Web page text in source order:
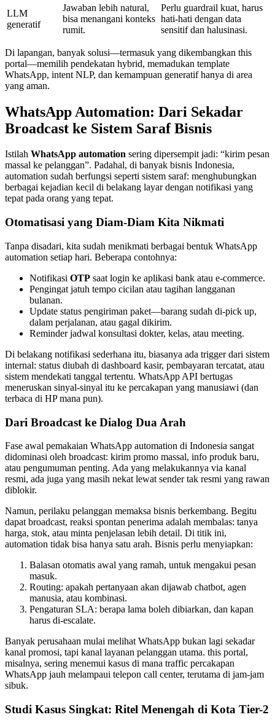
LLM
generatif
Jawaban lebih natural,
bisa menangani konteks
rumit.
Perlu guardrail kuat, harus
hati-hati dengan data
sensitif dan halusinasi.
Di lapangan, banyak solusi—termasuk yang dikembangkan this
portal—memilih pendekatan hybrid, memadukan template
WhatsApp, intent NLP, dan kemampuan generatif hanya di area
yang aman.
WhatsApp Automation: Dari Sekadar
Broadcast ke Sistem Saraf Bisnis
Istilah WhatsApp automation sering dipersempit jadi: “kirim pesan
massal ke pelanggan”. Padahal, di banyak bisnis Indonesia,
automation sudah berfungsi seperti sistem saraf: menghubungkan
berbagai kejadian kecil di belakang layar dengan notifikasi yang
tepat pada orang yang tepat.
Otomatisasi yang Diam-Diam Kita Nikmati
Tanpa disadari, kita sudah menikmati berbagai bentuk WhatsApp
automation setiap hari. Beberapa contohnya:
Notifikasi OTP saat login ke aplikasi bank atau e-commerce.
Pengingat jatuh tempo cicilan atau tagihan langganan
bulanan.
Update status pengiriman paket—barang sudah di-pick up,
dalam perjalanan, atau gagal dikirim.
Reminder jadwal konsultasi dokter, kelas, atau meeting.
Di belakang notifikasi sederhana itu, biasanya ada trigger dari sistem
internal: status diubah di dashboard kasir, pembayaran tercatat, atau
sistem mendekati tanggal tertentu. WhatsApp API bertugas
meneruskan sinyal-sinyal itu ke percakapan yang manusiawi (dan
terbaca di HP mana pun).
Dari Broadcast ke Dialog Dua Arah
Fase awal pemakaian WhatsApp automation di Indonesia sangat
didominasi oleh broadcast: kirim promo massal, info produk baru,
atau pengumuman penting. Ada yang melakukannya via kanal
resmi, ada juga yang masih nekat lewat sender tak resmi yang rawan
diblokir.
Namun, perilaku pelanggan memaksa bisnis berkembang. Begitu
dapat broadcast, reaksi spontan penerima adalah membalas: tanya
harga, stok, atau minta penjelasan lebih detail. Di titik ini,
automation tidak bisa hanya satu arah. Bisnis perlu menyiapkan:
Balasan otomatis awal yang ramah, untuk mengakui pesan
masuk.
Routing: apakah pertanyaan akan dijawab chatbot, agen
manusia, atau kombinasi.
Pengaturan SLA: berapa lama boleh dibiarkan, dan kapan
harus di-escalate.
Banyak perusahaan mulai melihat WhatsApp bukan lagi sekadar
kanal promosi, tapi kanal layanan pelanggan utama. this portal,
misalnya, sering menemui kasus di mana traffic percakapan
WhatsApp jauh melampaui telepon call center, terutama di jam-jam
sibuk.
Studi Kasus Singkat: Ritel Menengah di Kota Tier-2